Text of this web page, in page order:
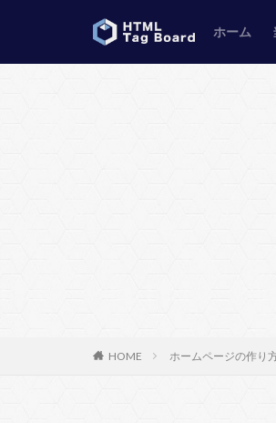
ホーム
HOME ホームページの作り